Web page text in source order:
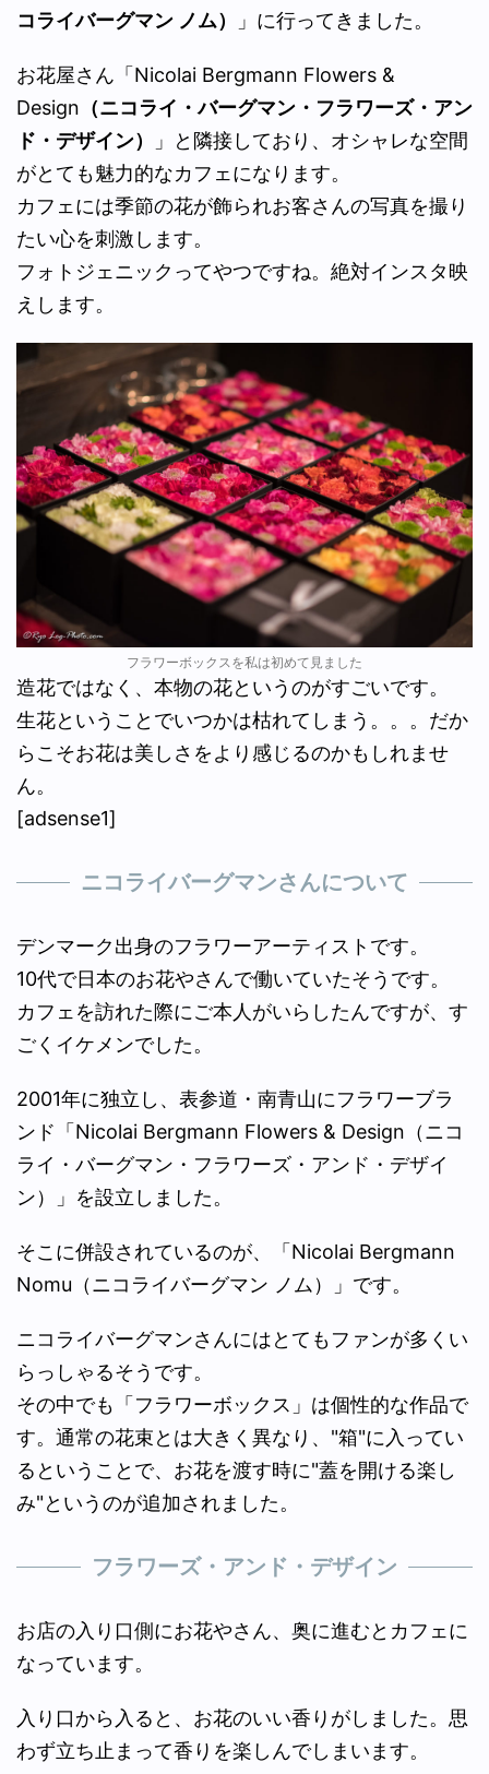
コライバーグマン ノム）
」に行ってきました。
お花屋さん「Nicolai Bergmann Flowers &
Design （ニコライ・バーグマン・フラワーズ・アン
ド・デザイン）
」と隣接しており、オシャレな空間
がとても魅力的なカフェになります。
カフェには季節の花が飾られお客さんの写真を撮り
たい心を刺激します。
フォトジェニックってやつですね。絶対インスタ映
えします。
フラワーボックスを私は初めて見ました
造花ではなく、本物の花というのがすごいです。
生花ということでいつかは枯れてしまう。。。だか
らこそお花は美しさをより感じるのかもしれませ
ん。
[adsense1]
ニコライバーグマンさんについて
デンマーク出身のフラワーアーティストです。
10代で日本のお花やさんで働いていたそうです。
カフェを訪れた際にご本人がいらしたんですが、す
ごくイケメンでした。
2001年に独立し、表参道・南青山にフラワーブラ
ンド「Nicolai Bergmann Flowers & Design（ニコ
ライ・バーグマン・フラワーズ・アンド・デザイ
ン）」を設立しました。
そこに併設されているのが、「Nicolai Bergmann
Nomu（ニコライバーグマン ノム）」です。
ニコライバーグマンさんにはとてもファンが多くい
らっしゃるそうです。
その中でも「フラワーボックス」は個性的な作品で
す。通常の花束とは大きく異なり、"箱"に入ってい
るということで、お花を渡す時に"蓋を開ける楽し
み"というのが追加されました。
フラワーズ・アンド・デザイン
お店の入り口側にお花やさん、奥に進むとカフェに
なっています。
入り口から入ると、お花のいい香りがしました。思
わず立ち止まって香りを楽しんでしまいます。